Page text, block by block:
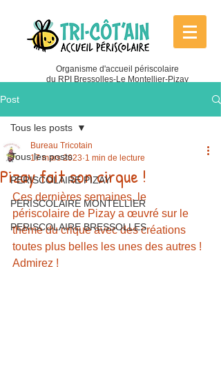
Organisme d'accueil périscolaire
du RPI Bressolles-Le Montellier-Pizay
Post
Tous les posts
PERISCOLAIRE PIZAY
PERISCOLAIRE MONTELLIER
PERISCOLAIRE BRESSOLLES
Tous les posts
Pizay fait son cirque !
Bureau Tricotain
17 mars 2023 1 min de lecture
Ces dernières semaines, le
périscolaire de Pizay a œuvré sur le
thème du crique avec des créations
toutes plus belles les unes des autres !
Admirez !